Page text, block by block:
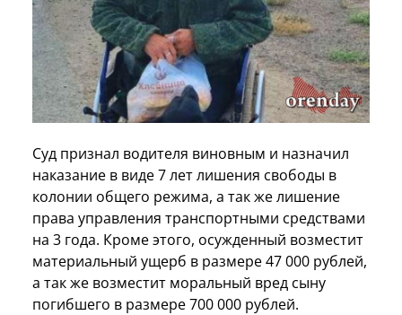
Суд признал водителя виновным и назначил
наказание в виде 7 лет лишения свободы в
колонии общего режима, а так же лишение
права управления транспортными средствами
на 3 года. Кроме этого, осужденный возместит
материальный ущерб в размере 47 000 рублей,
а так же возместит моральный вред сыну
погибшего в размере 700 000 рублей.